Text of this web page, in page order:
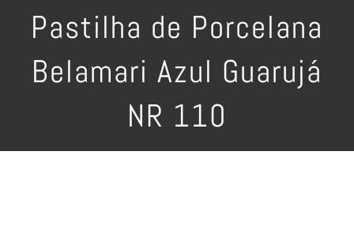
Pastilha de Porcelana
Belamari Azul Guarujá
NR 110